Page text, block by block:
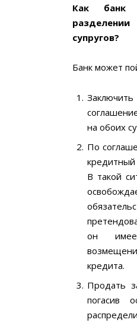
Как банк
супругов?
Банк может
на обоих
По
В такой
он
кредита.
Продать
погасив